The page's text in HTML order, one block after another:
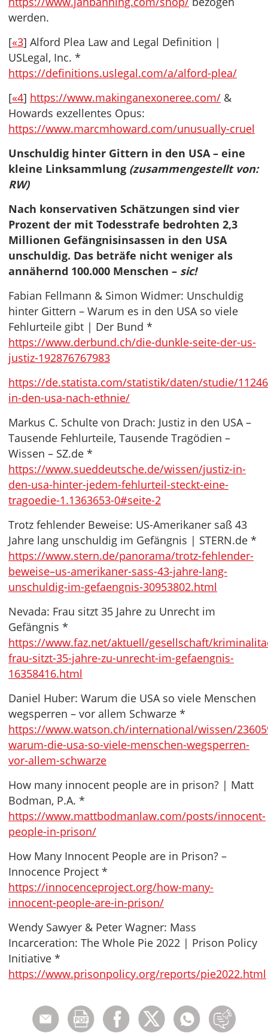
werden.
[«3] Alford Plea Law and Legal Definition |
USLegal, Inc. *
https://definitions.uslegal.com/a/alford-plea/
[«4] https://www.makinganexoneree.com/ &
Howards exzellentes Opus:
https://www.marcmhoward.com/unusually-cruel
Unschuldig hinter Gittern in den USA – eine
kleine Linksammlung (zusammengestellt von:
RW)
Nach konservativen Schätzungen sind vier
Prozent der mit Todesstrafe bedrohten 2,3
Millionen Gefängnisinsassen in den USA
unschuldig. Das beträfe nicht weniger als
annähernd 100.000 Menschen – sic!
Fabian Fellmann & Simon Widmer: Unschuldig
hinter Gittern – Warum es in den USA so viele
Fehlurteile gibt | Der Bund *
https://www.derbund.ch/die-dunkle-seite-der-us-
justiz-192876767983
https://de.statista.com/statistik/daten/studie/
in-den-usa-nach-ethnie/
Markus C. Schulte von Drach: Justiz in den USA –
Tausende Fehlurteile, Tausende Tragödien –
Wissen – SZ.de *
https://www.sueddeutsche.de/wissen/justiz-in-
den-usa-hinter-jedem-fehlurteil-steckt-eine-
tragoedie-1.1363653-0#seite-2
Trotz fehlender Beweise: US-Amerikaner saß 43
Jahre lang unschuldig im Gefängnis | STERN.de *
https://www.stern.de/panorama/trotz-fehlender-
beweise–us-amerikaner-sass-43-jahre-lang-
unschuldig-im-gefaengnis-30953802.html
Nevada: Frau sitzt 35 Jahre zu Unrecht im
Gefängnis *
https://www.faz.net/aktuell/gesellschaft/
frau-sitzt-35-jahre-zu-unrecht-im-gefaengnis-
16358416.html
Daniel Huber: Warum die USA so viele Menschen
wegsperren – vor allem Schwarze *
https://www.watson.ch/international/wissen/
warum-die-usa-so-viele-menschen-wegsperren-
vor-allem-schwarze
How many innocent people are in prison? | Matt
Bodman, P.A. *
https://www.mattbodmanlaw.com/posts/innocent-
people-in-prison/
How Many Innocent People are in Prison? –
Innocence Project *
https://innocenceproject.org/how-many-
innocent-people-are-in-prison/
Wendy Sawyer & Peter Wagner: Mass
Incarceration: The Whole Pie 2022 | Prison Policy
Initiative *
https://www.prisonpolicy.org/reports/pie2022.html